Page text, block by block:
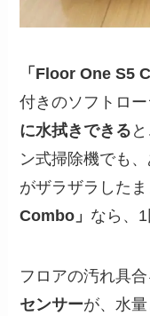
「Floor One S5
付きのソフトロ
に水拭きできる
ン式掃除機でも
がザラザラしたま
Combo」 なら、1
フロアの汚れ具
センサーが、水